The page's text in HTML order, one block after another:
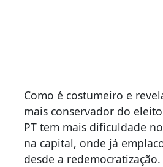
Como é costumeiro e
mais conservador do
PT tem mais dificuldade
na capital, onde já
desde a redemocratização.